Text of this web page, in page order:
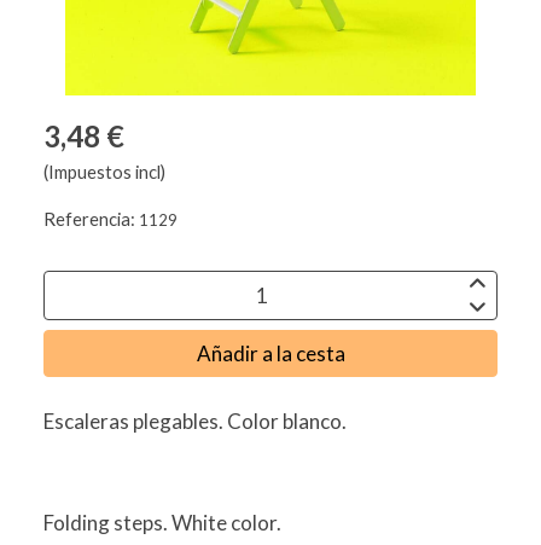
3,48 €
(Impuestos incl)
Referencia: 1129
Añadir a la cesta
Escaleras plegables. Color blanco.
Folding steps. White color.